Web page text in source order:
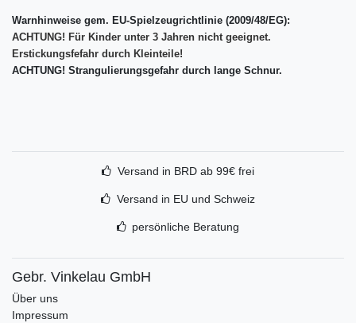
Warnhinweise gem. EU-Spielzeugrichtlinie (2009/48/EG):
ACHTUNG! Für Kinder unter 3 Jahren nicht geeignet.
Erstickungsfefahr durch Kleinteile!
ACHTUNG! Strangulierungsgefahr durch lange Schnur.
Versand in BRD ab 99€ frei
Versand in EU und Schweiz
persönliche Beratung
Gebr. Vinkelau GmbH
Über uns
Impressum